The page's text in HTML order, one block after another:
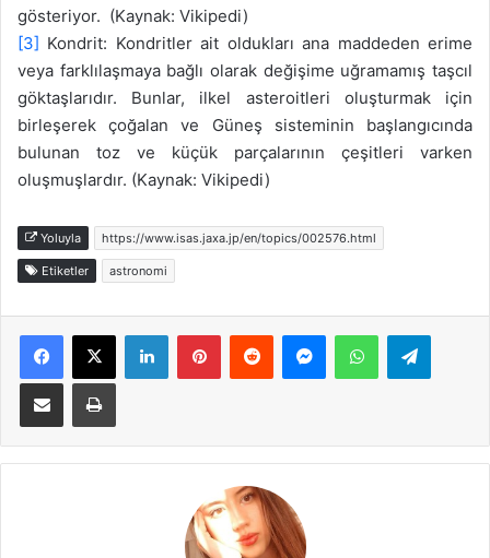
gösteriyor. (Kaynak: Vikipedi)
[3] Kondrit: Kondritler ait oldukları ana maddeden erime
veya farklılaşmaya bağlı olarak değişime uğramamış taşcıl
göktaşlarıdır. Bunlar, ilkel asteroitleri oluşturmak için
birleşerek çoğalan ve Güneş sisteminin başlangıcında
bulunan toz ve küçük parçalarının çeşitleri varken
oluşmuşlardır. (Kaynak: Vikipedi)
Yoluyla https://www.isas.jaxa.jp/en/topics/002576.html
Etiketler astronomi
Facebook
X LinkedInPinterestReddit MessengerWhatsApp
E-Posta ile paylaş Yazdır